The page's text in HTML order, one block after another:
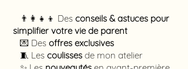
👨‍👩‍👧‍👦 Des conseils & astuces pour
simplifier votre vie de parent
💌 Des offres exclusives
🧵 Les coulisses de mon atelier